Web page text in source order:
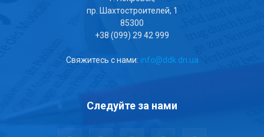
пр. Шахтостроителей, 1
85300
+38 (099) 29 42 999
Свяжитесь с нами: info@ddk.dn.ua
Следуйте за нами